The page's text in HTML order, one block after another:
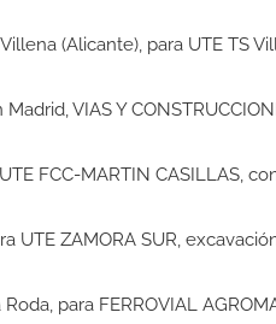
(Alicante), para UTE TS
VIAS Y
FCC-MARTIN CASILLAS,
UTE ZAMORA SUR,
Roda, para FERROVIAL